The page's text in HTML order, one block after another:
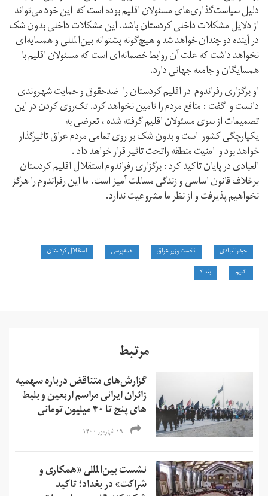
دلیل سیاست‌گذاری‌های مسئولان اقلیم بوده است که این خود می‌تواند
از دلایل مشکلات داخلی کردستان باشد. این مشکلات داخلی بدون شک
در آینده دو چندان خواهد شد و هیچ‌گونه پشتوانه بین‌المللی و همسایه‌ای
نخواهد داشت که علت آن روابط خصمانه‌ای است که مسئولان اقلیم با
همسایگان و جامعه جهانی دارد.
او برگزاری رفراندوم در اقلیم کردستان را ضدحقوق و حمایت شهروندی
دانست و گفت : منافع مردم را تامین نخواهد کرد. تک‌روی کردن در این
تصمیمات از سوی مسئولان اقلیم گرفته شده ، تعرضی به
یکپارچگی کشور است و بدون شک بر روی تمامی مردم عراق تاثیرگذار
خواهد بود و امنیت منطقه راتحت تاثیر قرار خواهد داد .
العبادی در پایان تاکید کرد : برگزاری رفراندوم استقلال اقلیم کردستان
برخلاف قانون اساسی و زندگی مسالمت آمیز است. ما این رفراندوم را هرگز
نخواهیم پذیرفت و از نظر ما مشروعیت ندارد.
​حیدرالعبادی نخست وزیر عراق همه‌پرسی
استقلال کردستان
اقلیم
بغداد
مرتبط
گزارش‌های متناقض درباره سهمیه
زائران ایرانی مراسم اربعین و بلیط
های پنج تا ۴۰ میلیون تومانی
۱۹ شهریور ۱۴۰۰
نشست بین‌المللی «‌همکاری و
شراکت» در بغداد؛ تاکید